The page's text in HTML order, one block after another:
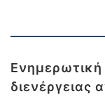
Ενημερωτική
διενέργειας